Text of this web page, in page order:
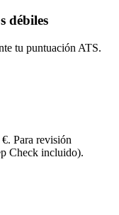
débiles
tu puntuación ATS.
Para revisión
Check incluido).